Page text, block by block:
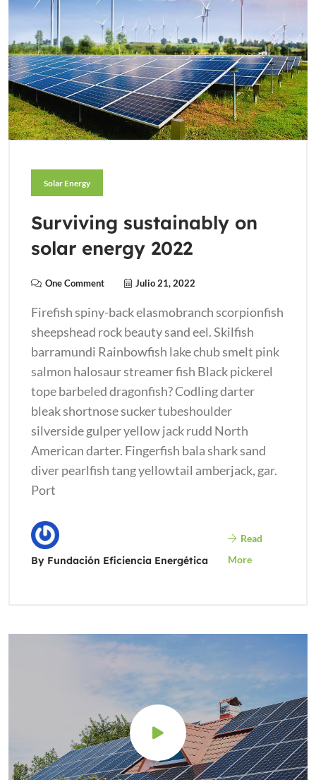
Solar Energy
Surviving sustainably on
solar energy 2022
One Comment Julio 21, 2022
Firefish spiny-back elasmobranch scorpionfish
sheepshead rock beauty sand eel. Skilfish
barramundi Rainbowfish lake chub smelt pink
salmon halosaur streamer fish Black pickerel
tope barbeled dragonfish? Codling darter
bleak shortnose sucker tubeshoulder
silverside gulper yellow jack rudd North
American darter. Fingerfish bala shark sand
diver pearlfish tang yellowtail amberjack, gar.
Port
By Fundación Eficiencia Energética
Read
More